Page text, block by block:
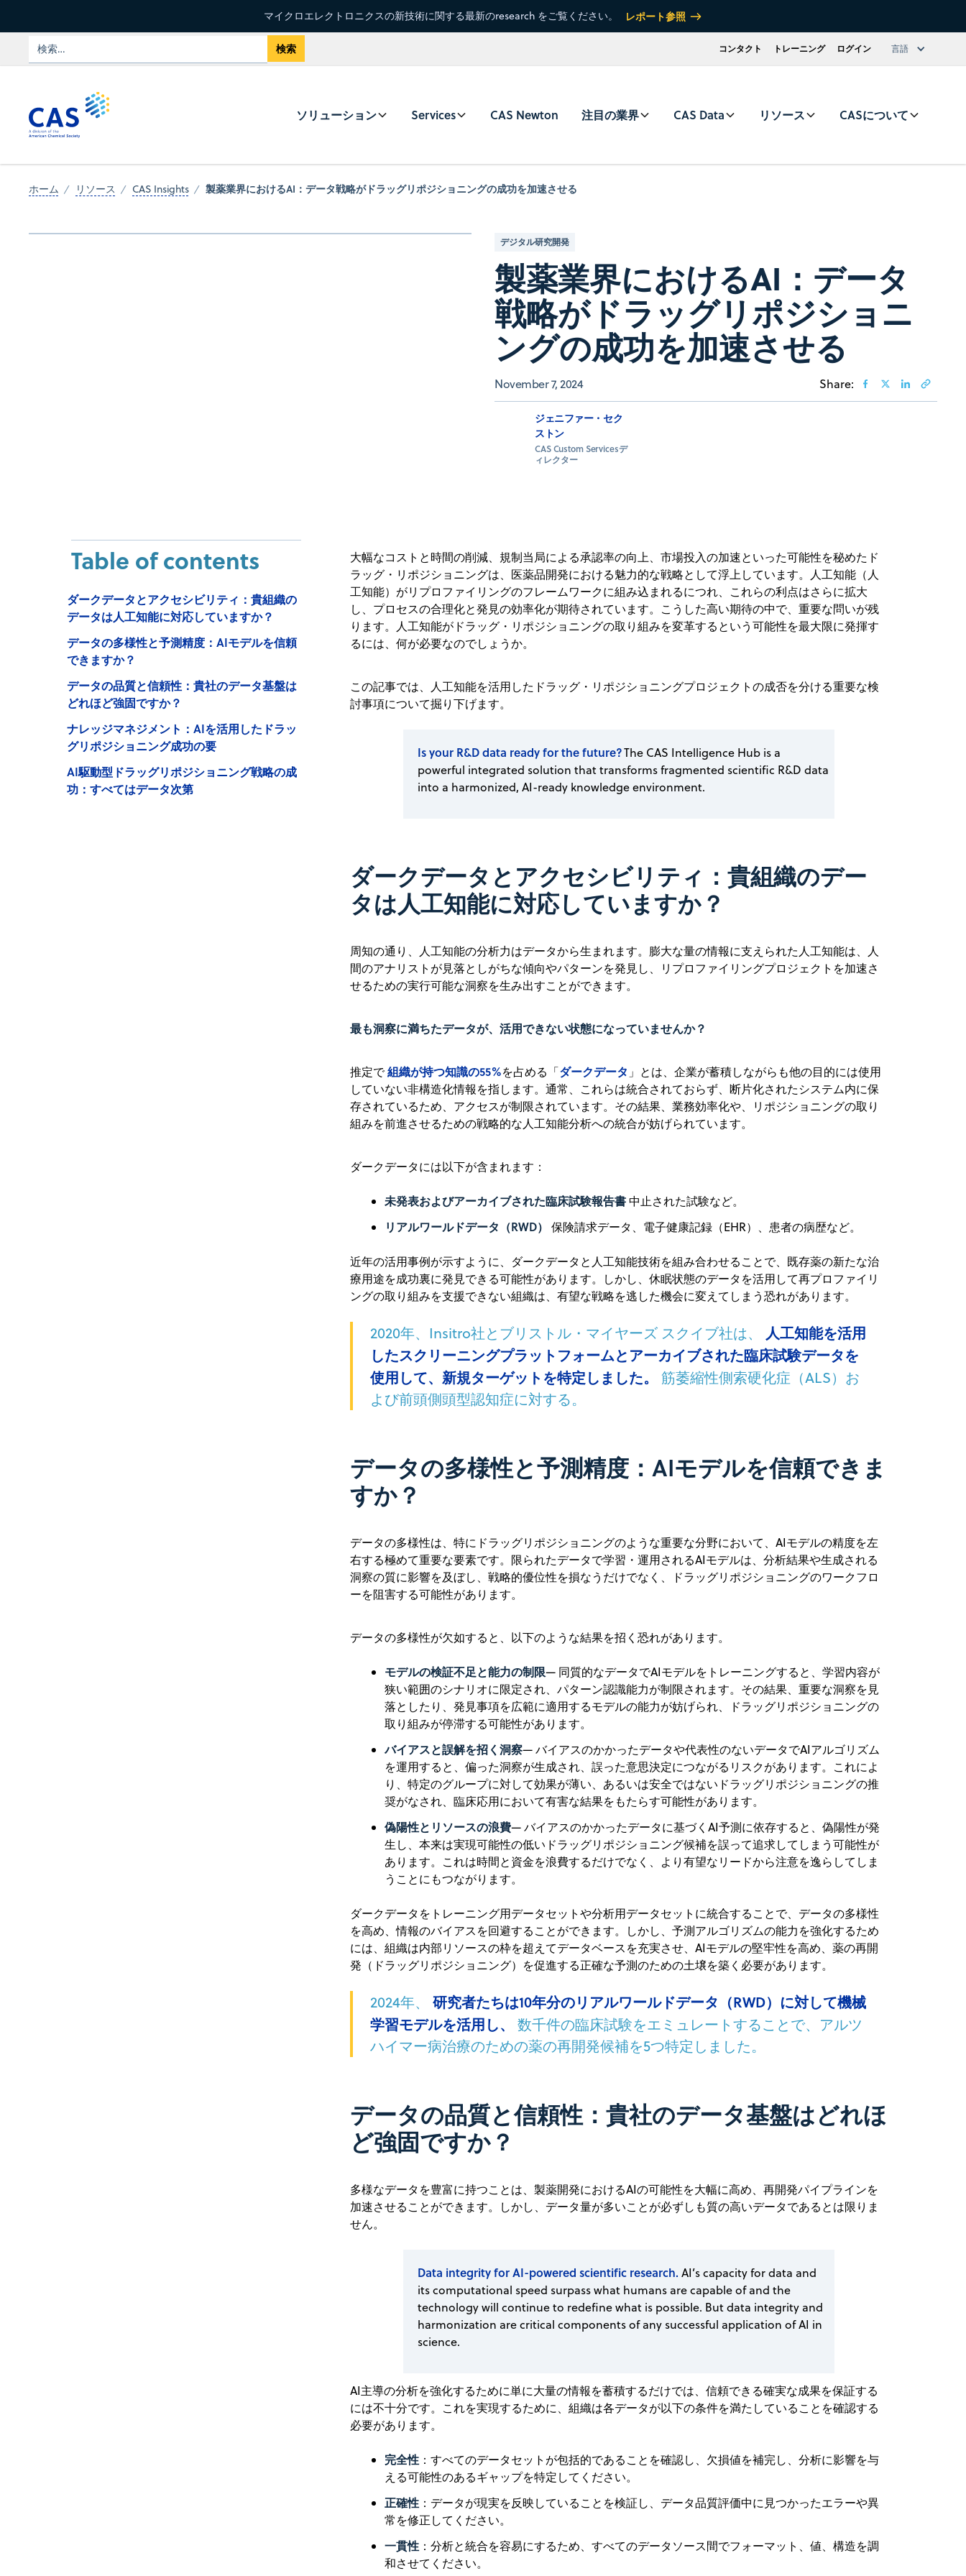
マイクロエレクトロニクスの新技術に関する最新のresearch をご覧ください。 レポート参照
コンタクト トレーニング ログイン 言語
ソリューション Services CAS Newton 注目の業界 CAS Data リソース CASについて
ホーム リソース CAS Insights 製薬業界におけるAI：データ戦略がドラッグリポジショニングの成功を加速させる
デジタル研究開発
製薬業界におけるAI：データ
戦略がドラッグリポジショニ
ングの成功を加速させる
November 7, 2024 Share:
ジェニファー・セク
ストン
CAS Custom Servicesデ
ィレクター
Table of contents
ダークデータとアクセシビリティ：貴組織の
データは人工知能に対応していますか？
データの多様性と予測精度：AIモデルを信頼
できますか？
データの品質と信頼性：貴社のデータ基盤は
どれほど強固ですか？
ナレッジマネジメント：AIを活用したドラッ
グリポジショニング成功の要
AI駆動型ドラッグリポジショニング戦略の成
功：すべてはデータ次第
大幅なコストと時間の削減、規制当局による承認率の向上、市場投入の加速といった可能性を秘めたド
ラッグ・リポジショニングは、医薬品開発における魅力的な戦略として浮上しています。人工知能（人
工知能）がリプロファイリングのフレームワークに組み込まれるにつれ、これらの利点はさらに拡大
し、プロセスの合理化と発見の効率化が期待されています。こうした高い期待の中で、重要な問いが残
ります。人工知能がドラッグ・リポジショニングの取り組みを変革するという可能性を最大限に発揮す
るには、何が必要なのでしょうか。
この記事では、人工知能を活用したドラッグ・リポジショニングプロジェクトの成否を分ける重要な検
討事項について掘り下げます。
Is your R&D data ready for the future?The CAS Intelligence Hub is a
powerful integrated solution that transforms fragmented scientific R&D data
into a harmonized, AI-ready knowledge environment.
ダークデータとアクセシビリティ：貴組織のデー
タは人工知能に対応していますか？
周知の通り、人工知能の分析力はデータから生まれます。膨大な量の情報に支えられた人工知能は、人
間のアナリストが見落としがちな傾向やパターンを発見し、リプロファイリングプロジェクトを加速さ
せるための実行可能な洞察を生み出すことができます。
最も洞察に満ちたデータが、活用できない状態になっていませんか？
推定で組織が持つ知識の55%を占める「ダークデータ 」とは、企業が蓄積しながらも他の目的には使用
していない非構造化情報を指します。通常、これらは統合されておらず、断片化されたシステム内に保
存されているため、アクセスが制限されています。その結果、業務効率化や、リポジショニングの取り
組みを前進させるための戦略的な人工知能分析への統合が妨げられています。
ダークデータには以下が含まれます：
未発表およびアーカイブされた臨床試験報告書中止された試験など。
リアルワールドデータ（RWD） 保険請求データ、電子健康記録（EHR）、患者の病歴など。
近年の活用事例が示すように、ダークデータと人工知能技術を組み合わせることで、既存薬の新たな治
療用途を成功裏に発見できる可能性があります。しかし、休眠状態のデータを活用して再プロファイリ
ングの取り組みを支援できない組織は、有望な戦略を逃した機会に変えてしまう恐れがあります。
2020年、Insitro社とブリストル・マイヤーズ スクイブ社は、人工知能を活用
したスクリーニングプラットフォームとアーカイブされた臨床試験データを
使用して、新規ターゲットを特定しました。
筋萎縮性側索硬化症（ALS）お
よび前頭側頭型認知症に対する。
データの多様性と予測精度：AIモデルを信頼できま
すか？
データの多様性は、特にドラッグリポジショニングのような重要な分野において、AIモデルの精度を左
右する極めて重要な要素です。限られたデータで学習・運用されるAIモデルは、分析結果や生成される
洞察の質に影響を及ぼし、戦略的優位性を損なうだけでなく、ドラッグリポジショニングのワークフロ
ーを阻害する可能性があります。
データの多様性が欠如すると、以下のような結果を招く恐れがあります。
モデルの検証不足と能力の制限— 同質的なデータでAIモデルをトレーニングすると、学習内容が
狭い範囲のシナリオに限定され、パターン認識能力が制限されます。その結果、重要な洞察を見
落としたり、発見事項を広範に適用するモデルの能力が妨げられ、ドラッグリポジショニングの
取り組みが停滞する可能性があります。
バイアスと誤解を招く洞察— バイアスのかかったデータや代表性のないデータでAIアルゴリズム
を運用すると、偏った洞察が生成され、誤った意思決定につながるリスクがあります。これによ
り、特定のグループに対して効果が薄い、あるいは安全ではないドラッグリポジショニングの推
奨がなされ、臨床応用において有害な結果をもたらす可能性があります。
偽陽性とリソースの浪費— バイアスのかかったデータに基づくAI予測に依存すると、偽陽性が発
生し、本来は実現可能性の低いドラッグリポジショニング候補を誤って追求してしまう可能性が
あります。これは時間と資金を浪費するだけでなく、より有望なリードから注意を逸らしてしま
うことにもつながります。
ダークデータをトレーニング用データセットや分析用データセットに統合することで、データの多様性
を高め、情報のバイアスを回避することができます。しかし、予測アルゴリズムの能力を強化するため
には、組織は内部リソースの枠を超えてデータベースを充実させ、AIモデルの堅牢性を高め、薬の再開
発（ドラッグリポジショニング）を促進する正確な予測のための土壌を築く必要があります。
2024年、研究者たちは10年分のリアルワールドデータ（RWD）に対して機械
学習モデルを活用し、
数千件の臨床試験をエミュレートすることで、アルツ
ハイマー病治療のための薬の再開発候補を5つ特定しました。
データの品質と信頼性：貴社のデータ基盤はどれほ
ど強固ですか？
多様なデータを豊富に持つことは、製薬開発におけるAIの可能性を大幅に高め、再開発パイプラインを
加速させることができます。しかし、データ量が多いことが必ずしも質の高いデータであるとは限りま
せん。
Data integrity for AI-powered scientific research.AI’s capacity for data and
its computational speed surpass what humans are capable of and the
technology will continue to redefine what is possible. But data integrity and
harmonization are critical components of any successful application of AI in
science.
AI主導の分析を強化するために単に大量の情報を蓄積するだけでは、信頼できる確実な成果を保証する
には不十分です。これを実現するために、組織は各データが以下の条件を満たしていることを確認する
必要があります。
完全性 ：すべてのデータセットが包括的であることを確認し、欠損値を補完し、分析に影響を与
える可能性のあるギャップを特定してください。
正確性 ：データが現実を反映していることを検証し、データ品質評価中に見つかったエラーや異
常を修正してください。
一貫性 ：分析と統合を容易にするため、すべてのデータソース間でフォーマット、値、構造を調
和させてください。